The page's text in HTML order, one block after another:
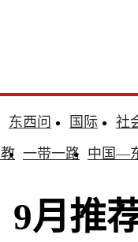
东西问 国际
社
一带一路 中国—
9月推